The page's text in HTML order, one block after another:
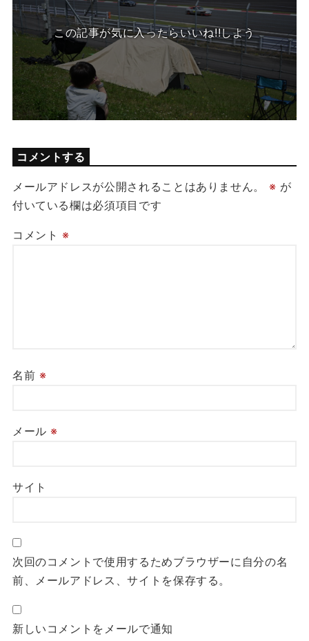
この記事が気に入ったらいいね!!しよう
コメントする
メールアドレスが公開されることはありません。 ※ が
付いている欄は必須項目です
コメント ※
名前 ※
メール ※
サイト
次回のコメントで使用するためブラウザーに自分の名
前、メールアドレス、サイトを保存する。
新しいコメントをメールで通知